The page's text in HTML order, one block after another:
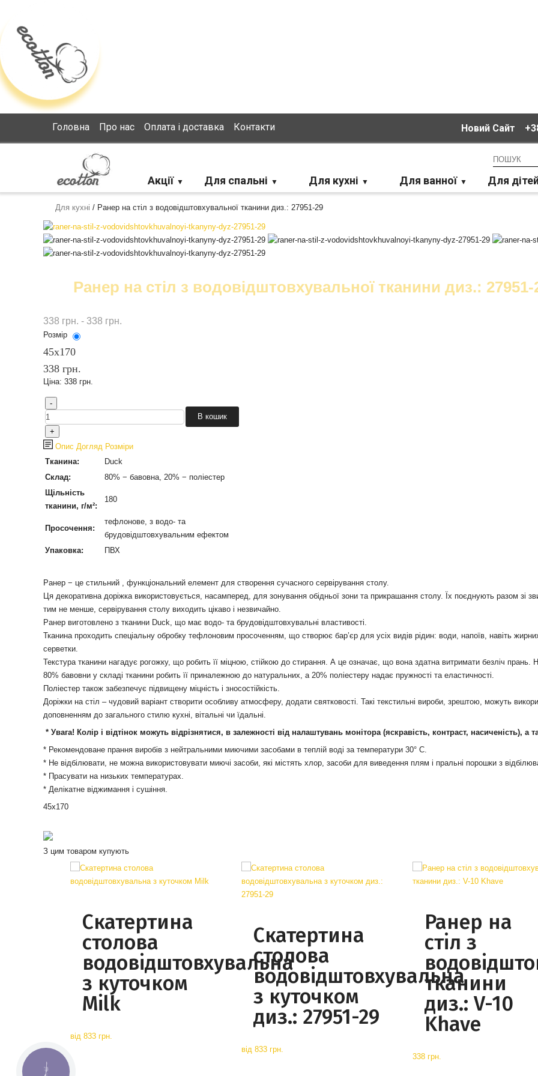
Головна Про нас Оплата і доставка Контакти Новий Сайт
Акції Для спальні Для кухні Для ванної Для
Для кухні / Ранер на стіл з водовідштовхувальної тканини диз.: 27951-29
Ранер на стіл з водовідштовхувальної тканини диз.: 27951-
338 грн. - 338 грн.
Розмір
45х170
338 грн.
Ціна: 338 грн.
Опис Догляд Розміри
Тканина:
Duck
Склад:
80% − бавовна, 20% − поліестер
Щільність
тканини, г/м²:
180
Просочення:
тефлонове, з водо- та
брудовідштовхувальним ефектом
Упаковка:
ПВХ
Ранер − це стильний , функціональний елемент для створення сучасного сервірування столу.
Ця декоративна доріжка використовується, насамперед, для зонування обідньої зони та прикрашання столу. Їх поєднують разом зі
тим не менше, сервірування столу виходить цікаво і незвичайно.
Ранер виготовлено з тканини Duck, що має водо- та брудовідштовхувальні властивості.
Тканина проходить спеціальну обробку тефлоновим просоченням, що створює бар’єр для усіх видів рідин: води, напоїв, навіть
серветки.
Текстура тканини нагадує рогожку, що робить її міцною, стійкою до стирання. А це означає, що вона здатна витримати безліч
80% бавовни у складі тканини робить її приналежною до натуральних, а 20% поліестеру надає пружності та еластичності.
Поліестер також забезпечує підвищену міцність і зносостійкість.
Доріжки на стіл – чудовий варіант створити особливу атмосферу, додати святковості. Такі текстильні вироби, зрештою, можуть
доповненням до загального стилю кухні, вітальні чи їдальні.
* Увага! Колір і відтінок можуть відрізнятися, в залежності від налаштувань монітора (яскравість, контраст, насиченість), а
* Рекомендоване прання виробів з нейтральними миючими засобами в теплій воді за температури 30° С.
* Не відбілювати, не можна використовувати миючі засоби, які містять хлор, засоби для виведення плям і пральні порошки з
* Прасувати на низьких температурах.
* Делікатне віджимання і сушіння.
45х170
З цим товаром купують
Скатертина
столова
водовідштовхувальна
з куточком
Milk
від 833 грн.
Скатертина
столова
водовідштовхувальна
з куточком
диз.: 27951-29
від 833 грн.
Ранер на
стіл з
тканини
диз.: V-10
Khave
338 грн.
КНОПКА
СВЯЗИ